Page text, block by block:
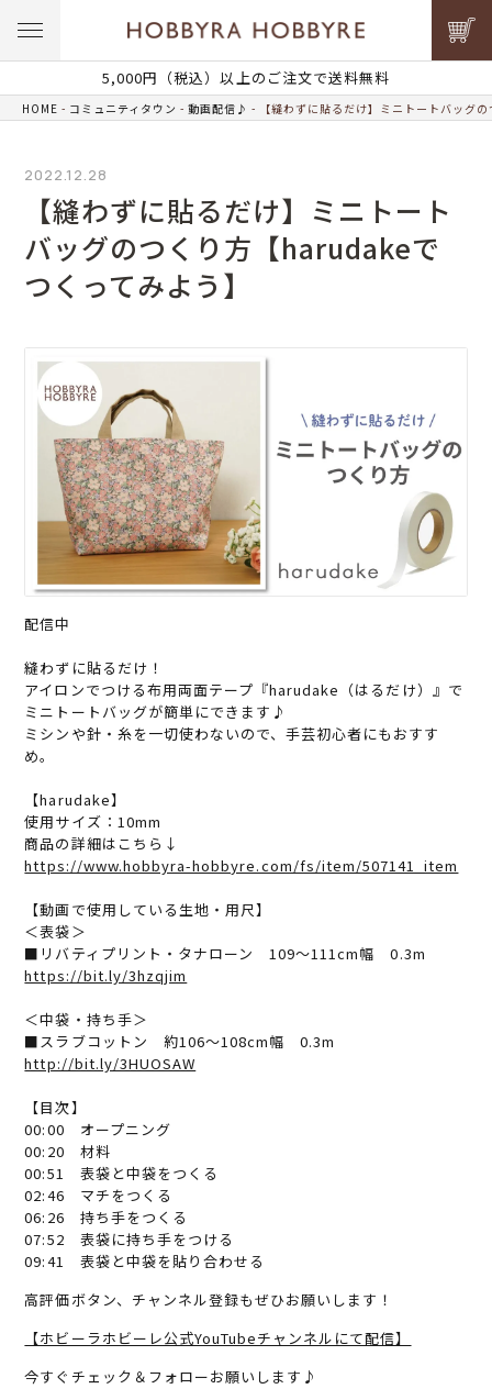
5,000円（税込）以上のご注文で送料無料
HOME コミュニティタウン 動画配信♪ 【縫わずに貼るだけ】ミニトートバッグ
2022.12.28
【縫わずに貼るだけ】ミニトート
バッグのつくり方【harudakeで
つくってみよう】
配信中
縫わずに貼るだけ！
アイロンでつける布用両面テープ『harudake（はるだけ）』で
ミニトートバッグが簡単にできます♪
ミシンや針・糸を一切使わないので、手芸初心者にもおすす
め。
【harudake】
使用サイズ：10mm
商品の詳細はこちら↓
https://www.hobbyra-hobbyre.com/fs/item/507141_item
【動画で使用している生地・用尺】
＜表袋＞
■リバティプリント・タナローン 109～111cm幅 0.3m
https://bit.ly/3hzqjim
＜中袋・持ち手＞
■スラブコットン 約106～108cm幅 0.3m
http://bit.ly/3HUOSAW
【目次】
00:00 オープニング
00:20 材料
00:51 表袋と中袋をつくる
02:46 マチをつくる
06:26 持ち手をつくる
07:52 表袋に持ち手をつける
09:41 表袋と中袋を貼り合わせる
高評価ボタン、チャンネル登録もぜひお願いします！
【ホビーラホビーレ公式YouTubeチャンネルにて配信】
今すぐチェック＆フォローお願いします♪